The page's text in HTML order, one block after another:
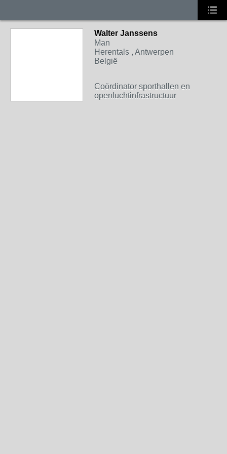
Walter Janssens
Man
Herentals , Antwerpen
België
Coördinator sporthallen en
openluchtinfrastructuur